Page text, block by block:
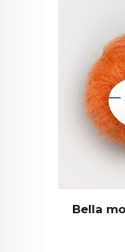
Bella